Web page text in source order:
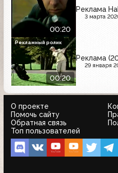
00:20
Реклама
3 марта
00:20
Реклама
29 января
Рекламный ролик
О проекте
Помочь сайту
Обратная связь
Топ пользователей